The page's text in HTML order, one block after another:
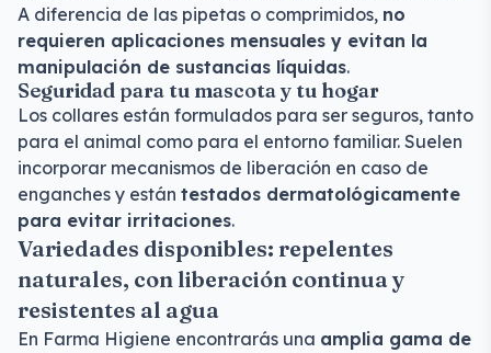
A diferencia de las pipetas o comprimidos, no
requieren aplicaciones mensuales y evitan la
manipulación de sustancias líquidas.
Seguridad para tu mascota y tu hogar
Los collares están formulados para ser seguros, tanto
para el animal como para el entorno familiar. Suelen
incorporar mecanismos de liberación en caso de
enganches y están testados dermatológicamente
para evitar irritaciones.
Variedades disponibles: repelentes
naturales, con liberación continua y
resistentes al agua
En Farma Higiene encontrarás una amplia gama de